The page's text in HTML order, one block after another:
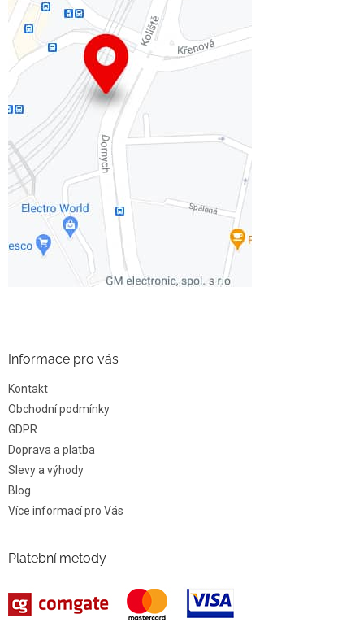
Informace pro vás
Kontakt
Obchodní podmínky
GDPR
Doprava a platba
Slevy a výhody
Blog
Více informací pro Vás
Platební metody